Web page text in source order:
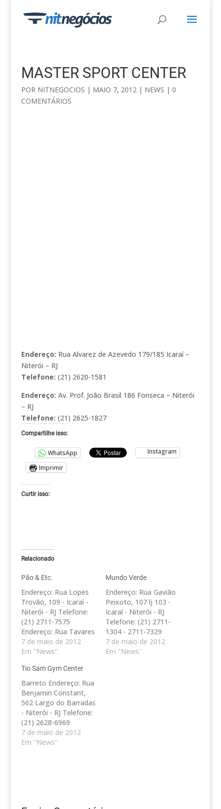
MASTER SPORT CENTER
POR NITNEGOCIOS | MAIO 7, 2012| NEWS | 0
COMENTÁRIOS
Endereço: Rua Alvarez de Azevedo 179/185 Icaraí –
Niterói – RJ
Telefone: (21) 2620-1581
Endereço: Av. Prof. João Brasil 186 Fonseca – Niterói
– RJ
Telefone: (21) 2625-1827
Compartilhe isso:
WhatsApp
Instagram
Imprimir
Curtir isso:
Relacionado
Pão & Etc.
Endereço: Rua Lopes
Trovão, 109 - Icaraí -
Niterói - RJ Telefone:
(21) 2711-7575
Endereço: Rua Tavares
de Macedo, 74 - Icaraí
- Niterói - RJ Telefone:
Endereço: Rua João
Pessoa, 137 - Jardim
Icaraí - Niterói - RJ
Telefone: (21) 2714-
4664 Endereço: Rua
Dr. Paulo César, 337…
7 de maio de 2012
Em "News"
Mundo Verde
Endereço: Rua Gavião
Peixoto, 107 lj 103 -
Icaraí - Niterói - RJ
Telefone: (21) 2711-
1304 - 2711-7329
Endereço: Rua
Conceição, 163 -
7 de maio de 2012
Em "News"
Tio Sam Gym Center
Barreto Endereço: Rua
Benjamin Constant,
562 Largo do Barradas
- Niterói - RJ Telefone:
(21) 2628-6969
Camboinhas Endereço:
Av Florestan
7 de maio de 2012
Em "News"